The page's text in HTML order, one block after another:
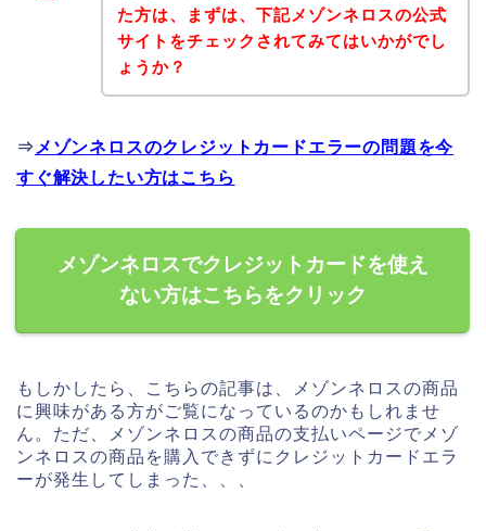
た方は、まずは、下記メゾンネロスの公式
サイトをチェックされてみてはいかがでし
ょうか？
⇒ メゾンネロスのクレジットカードエラーの問題を今
すぐ解決したい方はこちら
メゾンネロスでクレジットカードを使え
ない方はこちらをクリック
もしかしたら、こちらの記事は、メゾンネロスの商品
に興味がある方がご覧になっているのかもしれませ
ん。ただ、メゾンネロスの商品の支払いページでメゾ
ンネロスの商品を購入できずにクレジットカードエラ
ーが発生してしまった、、、